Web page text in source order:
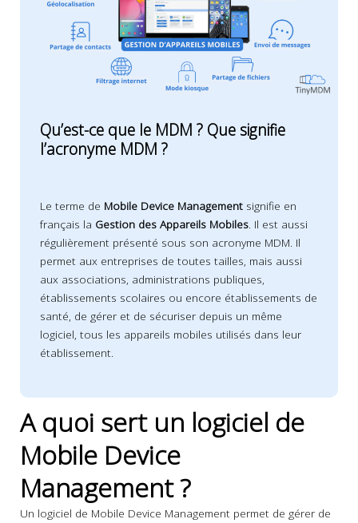
Qu’est-ce que le MDM ? Que signifie
l’acronyme MDM ?
Le terme de Mobile Device Management signifie en
français la Gestion des Appareils Mobiles. Il est aussi
régulièrement présenté sous son acronyme MDM. Il
permet aux entreprises de toutes tailles, mais aussi
aux associations, administrations publiques,
établissements scolaires ou encore établissements de
santé, de gérer et de sécuriser depuis un même
logiciel, tous les appareils mobiles utilisés dans leur
établissement.
A quoi sert un logiciel de
Mobile Device
Management ?
Un logiciel de Mobile Device Management permet de gérer de